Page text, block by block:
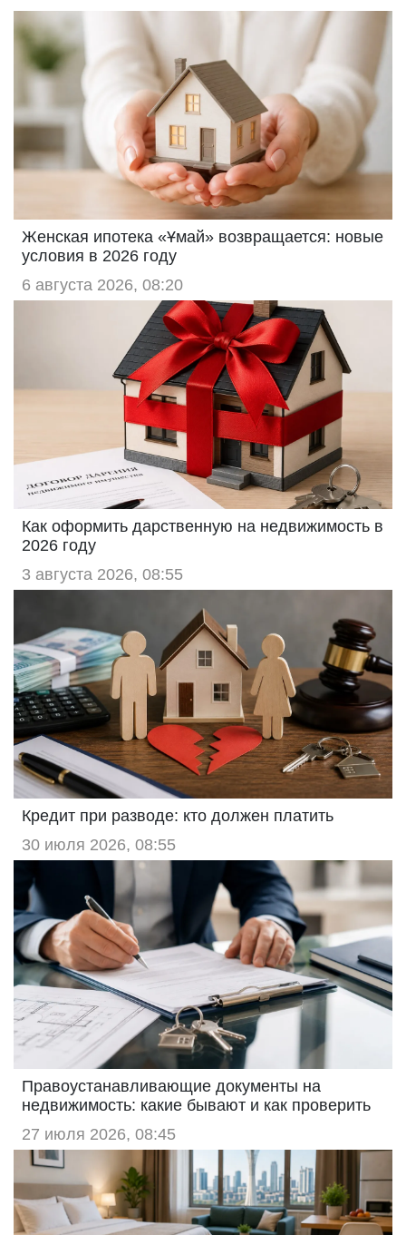
Женская ипотека «Ұмай» возвращается: новые
условия в 2026 году
6 августа 2026, 08:20
Как оформить дарственную на недвижимость в
2026 году
3 августа 2026, 08:55
Кредит при разводе: кто должен платить
30 июля 2026, 08:55
Правоустанавливающие документы на
недвижимость: какие бывают и как проверить
27 июля 2026, 08:45